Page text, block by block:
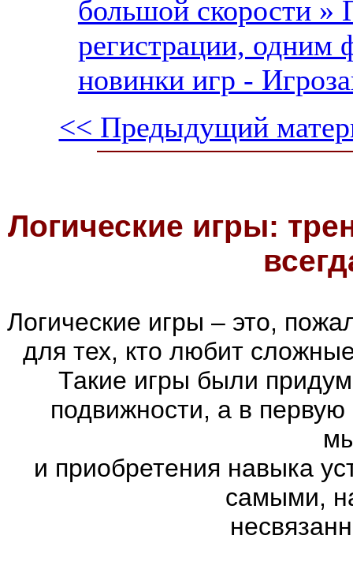
большой скорости »
регистрации, одним
новинки игр -
<< Предыдущий
Логические игры:
Логические игры – это,
для тех, кто любит
Такие игры были
подвижности, а в первую
и приобретения навыка
самыми,